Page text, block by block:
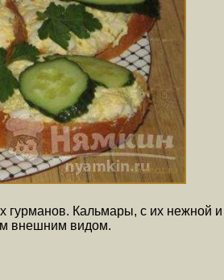
Кальмары, с их нежной
внешним видом.